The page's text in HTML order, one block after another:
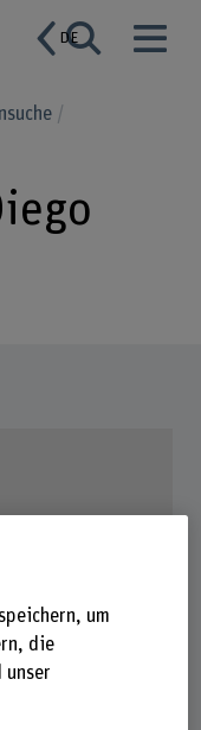
DE
um
die
unser